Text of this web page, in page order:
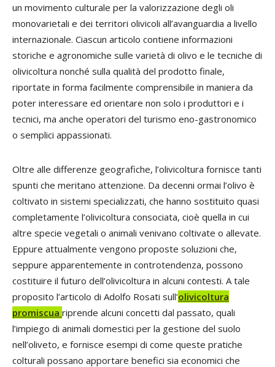
un movimento culturale per la valorizzazione degli oli
monovarietali e dei territori olivicoli all’avanguardia a livello
internazionale. Ciascun articolo contiene informazioni
storiche e agronomiche sulle varietà di olivo e le tecniche di
olivicoltura nonché sulla qualità del prodotto finale,
riportate in forma facilmente comprensibile in maniera da
poter interessare ed orientare non solo i produttori e i
tecnici, ma anche operatori del turismo eno-gastronomico
o semplici appassionati.
Oltre alle differenze geografiche, l’olivicoltura fornisce tanti
spunti che meritano attenzione. Da decenni ormai l’olivo è
coltivato in sistemi specializzati, che hanno sostituito quasi
completamente l’olivicoltura consociata, cioè quella in cui
altre specie vegetali o animali venivano coltivate o allevate.
Eppure attualmente vengono proposte soluzioni che,
seppure apparentemente in controtendenza, possono
costituire il futuro dell’olivicoltura in alcuni contesti. A tale
proposito l’articolo di Adolfo Rosati sull’olivicoltura
promiscua riprende alcuni concetti dal passato, quali
l’impiego di animali domestici per la gestione del suolo
nell’oliveto, e fornisce esempi di come queste pratiche
colturali possano apportare benefici sia economici che